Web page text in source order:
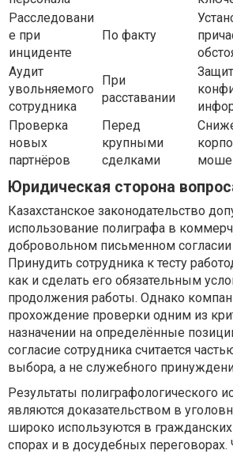
Расследовани
е при
инциденте
По факту
Аудит
увольняемого
сотрудника
При
расставании
Проверка
новых
партнёров
Перед
крупными
сделками
Юридическая сторона
Казахстанское законодательство
использование полиграфа в
добровольном письменном
Принудить сотрудника к тесту
как и сделать его обязательным
продолжения работы. Однако
прохождение проверки одним из
назначении на определённые
согласие сотрудника считается
выбора, а не служебного
Результаты полиграфологического
являются доказательством в
широко используются в
спорах и в досудебных